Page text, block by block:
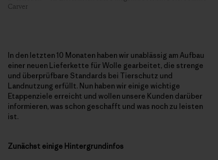
Carver
In den letzten 10 Monaten haben wir unablässig am Aufbau
einer neuen Lieferkette für Wolle gearbeitet, die strenge
und überprüfbare Standards bei Tierschutz und
Landnutzung erfüllt. Nun haben wir einige wichtige
Etappenziele erreicht und wollen unsere Kunden darüber
informieren, was schon geschafft und was noch zu leisten
ist.
Zunächst einige Hintergrundinfos